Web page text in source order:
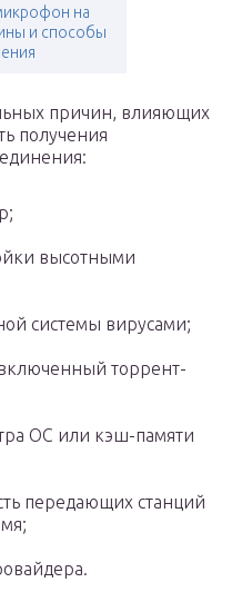
на
и способы
причин, влияющих
получения
высотными
системы вирусами;
торрент-
ОС или кэш-памяти
передающих станций